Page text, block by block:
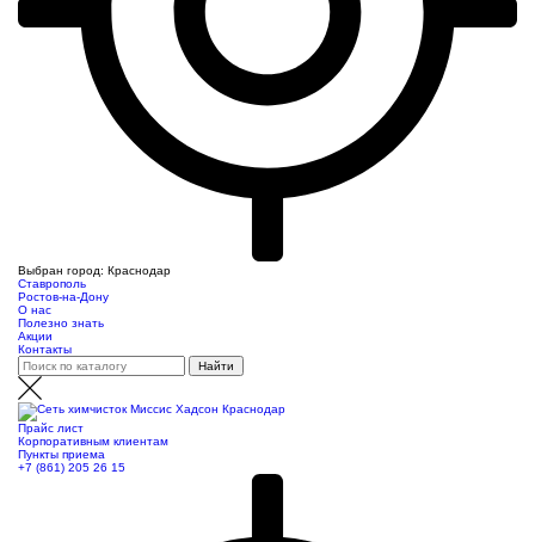
Выбран город: Краснодар
Ставрополь
Ростов-на-Дону
О нас
Полезно знать
Акции
Контакты
Прайс лист
Корпоративным клиентам
Пункты приема
+7 (861) 205 26 15